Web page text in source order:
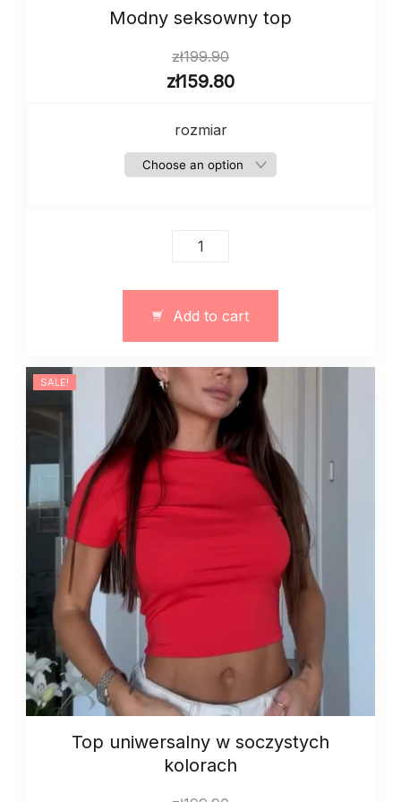
Modny seksowny top
zł199.90
zł159.80
rozmiar
Modny
Add to cart
SALE!
Top uniwersalny w soczystych
kolorach